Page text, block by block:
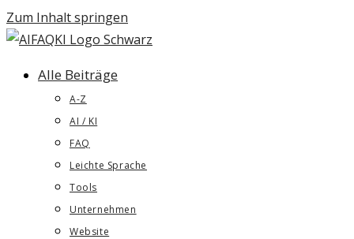
Zum Inhalt springen
Alle Beiträge
A-Z
AI / KI
FAQ
Leichte Sprache
Tools
Unternehmen
Website